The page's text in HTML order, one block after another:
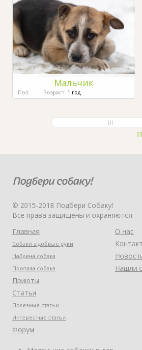
Мальчик
Пол: Возраст: 1 год
© 2015-2018 Подбери Собаку!
Все права защищены и охраняются.
Главная
Собаки в добрые руки
Найдена собака
Пропала собака
Приюты
Статьи
Полезные статьи
Интересные статьи
Форум
О нас
Нашли